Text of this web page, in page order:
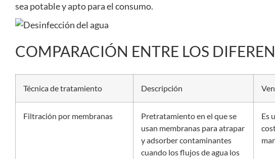
sea potable y apto para el consumo.
COMPARACIÓN ENTRE LOS
Técnica de tratamiento Descripción
Filtración por membranas
Pretratamiento en el que se
usan membranas para atrapar
y adsorber contaminantes
cuando los flujos de agua los
Es